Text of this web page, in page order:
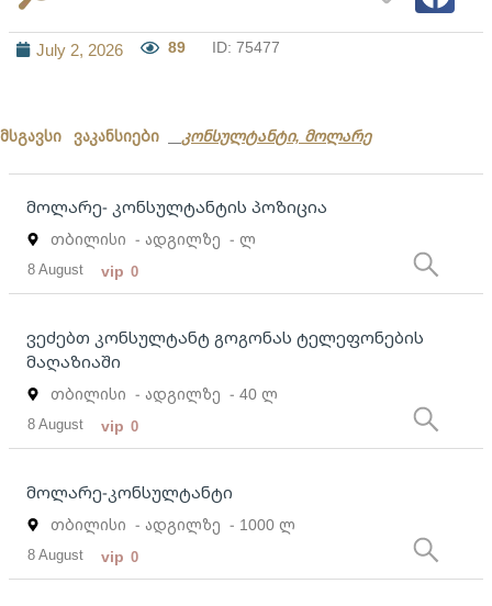
July 2, 2026 89 ID: 75477
მსგავსი ვაკანსიები კონსულტანტი, მოლარე
მოლარე- კონსულტანტის პოზიცია
თბილისი - ადგილზე - ლ
8 August vip 0
ვეძებთ კონსულტანტ გოგონას ტელეფონების
მაღაზიაში
თბილისი - ადგილზე - 40 ლ
8 August vip 0
მოლარე-კონსულტანტი
თბილისი - ადგილზე - 1000 ლ
8 August vip 0